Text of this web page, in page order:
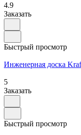
4.9
Заказать
Быстрый просмотр
Инженерная доска
5
Заказать
Быстрый просмотр